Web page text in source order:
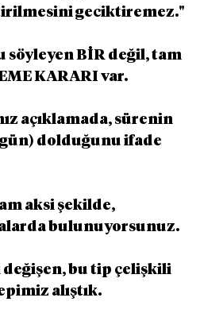
geciktiremez."
söyleyen BİR değil, tam
KARARI var.
açıklamada, sürenin
dolduğunu ifade
aksi şekilde,
bulunuyorsunuz.
değişen, bu tip çelişkili
alıştık.